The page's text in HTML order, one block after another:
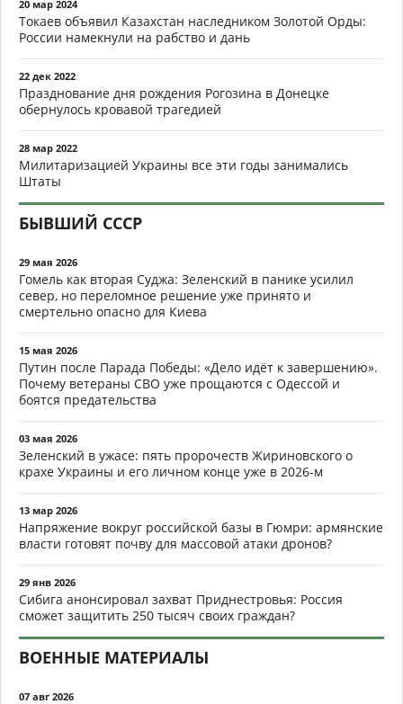
20 мар 2024
Токаев объявил Казахстан наследником Золотой Орды:
России намекнули на рабство и дань
22 дек 2022
Празднование дня рождения Рогозина в Донецке
обернулось кровавой трагедией
28 мар 2022
Милитаризацией Украины все эти годы занимались
Штаты
БЫВШИЙ СССР
29 мая 2026
Гомель как вторая Суджа: Зеленский в панике усилил
север, но переломное решение уже принято и
смертельно опасно для Киева
15 мая 2026
Путин после Парада Победы: «Дело идёт к завершению».
Почему ветераны СВО уже прощаются с Одессой и
боятся предательства
03 мая 2026
Зеленский в ужасе: пять пророчеств Жириновского о
крахе Украины и его личном конце уже в 2026-м
13 мар 2026
Напряжение вокруг российской базы в Гюмри: армянские
власти готовят почву для массовой атаки дронов?
29 янв 2026
Сибига анонсировал захват Приднестровья: Россия
сможет защитить 250 тысяч своих граждан?
ВОЕННЫЕ МАТЕРИАЛЫ
07 авг 2026